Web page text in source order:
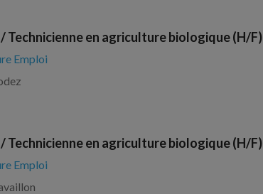
Technicienne en agriculture biologique (H/F)
Emploi
Technicienne en agriculture biologique (H/F)
Emploi